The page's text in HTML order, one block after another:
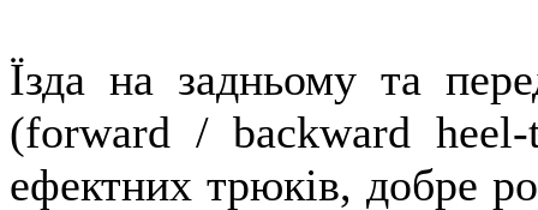
Їзда на задньому та
(forward / backward
ефектних трюків, добре